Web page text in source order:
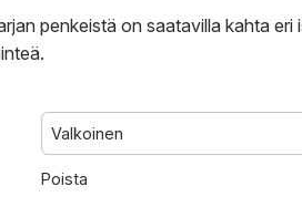
penkeistä on saatavilla kahta eri
Poista